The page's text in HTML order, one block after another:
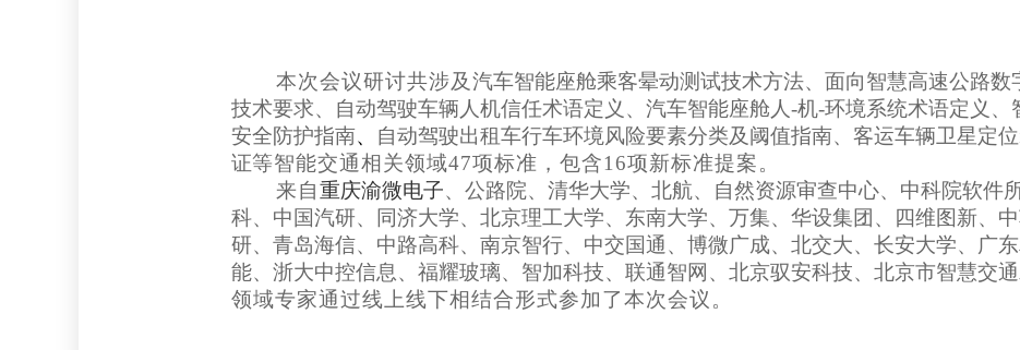
本次会议研讨共涉及汽车智能座舱乘客晕动测试技术方法、面向智慧高速公路数
技术要求、 自动驾驶车辆人机信任术语定义、汽车智能座舱人-机-环境系统术语定义、
安全防护指南、 自动驾驶出租车行车环境风险要素分类及阈值指南、 客运车辆卫星定
证等智能交通相关领域47项标准，包含16项新标准提案。
来自重庆渝微电子、公路院、清华大学、北航、自然资源审查中心、 中科院软件
科、 中国汽研、同济大学、 北京理工大学、 东南大学、万集、 华设集团、 四维图新、
研、 青岛海信、 中路高科、 南京智行、中交国通、博微广成、北交大、长安大学、广
能、浙大中控信息、 福耀玻璃、 智加科技、 联通智网、北京驭安科技、 北京市智慧交
领域专家通过线上线下相结合形式参加了本次会议。